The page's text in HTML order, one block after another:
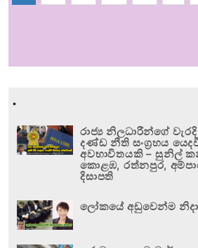
.
රාජ්‍ය නිලධාරීන්ගේ
දණ්ඩ නීති සංග්‍රහය
අවභාවිතයකි – සුනිල්
කොළඹ, රත්නපුර,
දිසාපති
ලෝකයේ අඩුවෙන්ම